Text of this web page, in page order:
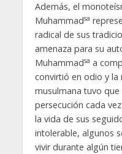
Además, el
Muhammadsa
radical de sus
amenaza para su
Muhammadsa a
convirtió en odio y la
musulmana tuvo
persecución cada
la vida de sus
intolerable, algunos
vivir durante algún